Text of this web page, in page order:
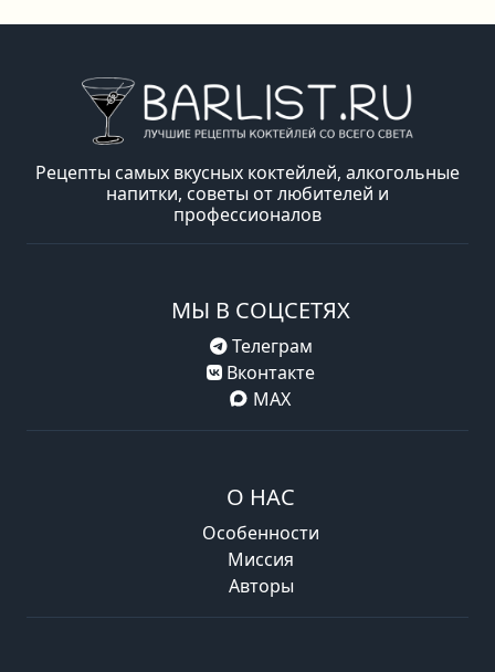
Рецепты самых вкусных коктейлей, алкогольные
напитки, советы от любителей и
профессионалов
МЫ В СОЦСЕТЯХ
Телеграм
Вконтакте
MAX
О НАС
Особенности
Миссия
Авторы